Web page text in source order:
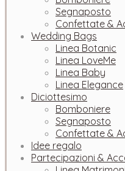
Segnaposto
Confettate &
Wedding Bags
Linea Botanic
Linea LoveMe
Linea Baby
Linea Elegance
Diciottesimo
Bomboniere
Segnaposto
Confettate &
Idee regalo
Partecipazioni &